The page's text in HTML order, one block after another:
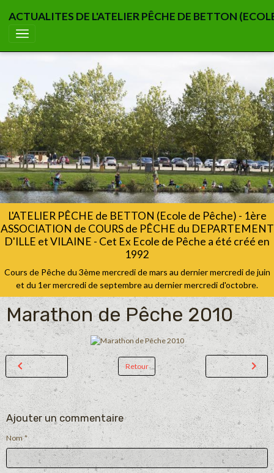
ACTUALITES DE L'ATELIER PÊCHE DE BETTON
L'ATELIER PÊCHE de BETTON (Ecole de Pêche) - 1ère
ASSOCIATION de COURS de PÊCHE du DEPARTEMENT
D'ILLE et VILAINE - Cet Ex Ecole de Pêche a été créé en
1992
Cours de Pêche du 3ème mercredi de mars au dernier mercredi de juin
et du 1er mercredi de septembre au dernier mercredi d'octobre.
Marathon de Pêche 2010
Retour
Ajouter un commentaire
Nom